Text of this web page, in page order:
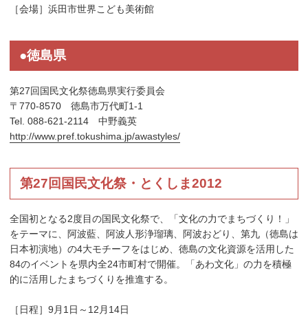
［会場］浜田市世界こども美術館
●徳島県
第27回国民文化祭徳島県実行委員会
〒770-8570 徳島市万代町1-1
Tel. 088-621-2114 中野義英
http://www.pref.tokushima.jp/awastyles/
第27回国民文化祭・とくしま2012
全国初となる2度目の国民文化祭で、「文化の力でまちづくり！」
をテーマに、阿波藍、阿波人形浄瑠璃、阿波おどり、第九（徳島は
日本初演地）の4大モチーフをはじめ、徳島の文化資源を活用した
84のイベントを県内全24市町村で開催。「あわ文化」の力を積極
的に活用したまちづくりを推進する。
［日程］9月1日～12月14日